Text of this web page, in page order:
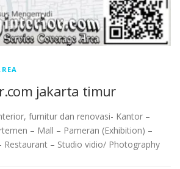
jakarta timur
furnitur dan renovasi- Kantor –
– Mall – Pameran (Exhibition) –
Restaurant – Studio vidio/ Photography